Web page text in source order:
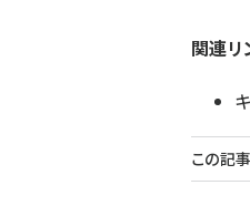
関連リ
この記